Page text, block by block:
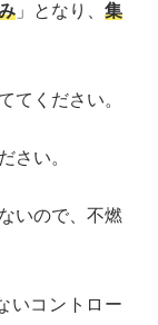
」となり、 集
てください。
さい。
いので、不燃
いコントロー